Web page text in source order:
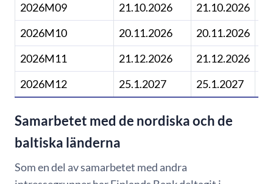
2026M09
21.10.2026 21.10.2026
2026M10
20.11.2026
20.11.2026
2026M11
21.12.2026
21.12.2026
2026M12
25.1.2027 25.1.2027
Samarbetet med de nordiska och de
baltiska länderna
Som en del av samarbetet med andra